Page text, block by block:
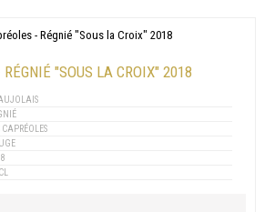
"SOUS LA CROIX" 2018
CAPRÉOLES